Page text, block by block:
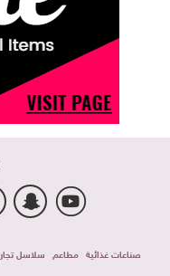
صناعات غذائية مطاعم سلاسل